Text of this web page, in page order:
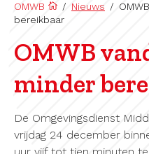
OMWB / Nieuws /
bereikbaar
OMWB
minder
De Omgevingsdienst
vrijdag 24 december